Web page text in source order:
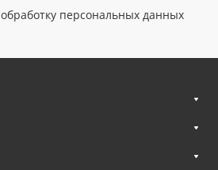
обработку персональных данных